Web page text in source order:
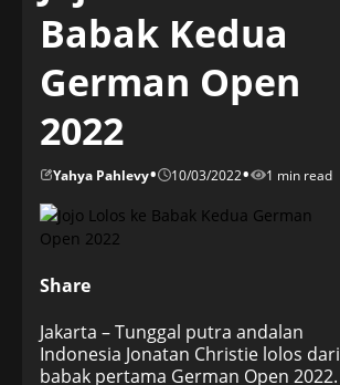
Babak Kedua
German Open
2022
Yahya Pahlevy• 10/03/2022• 1 min read
Share
Jakarta – Tunggal putra andalan
Indonesia Jonatan Christie lolos dari
babak pertama German Open 2022.